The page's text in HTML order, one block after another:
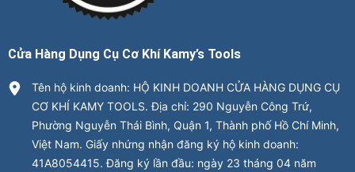
Cửa Hàng Dụng Cụ Cơ Khí Kamy’s Tools
Tên hộ kinh doanh: HỘ KINH DOANH CỬA HÀNG DỤNG CỤ
CƠ KHÍ KAMY TOOLS. Địa chỉ: 290 Nguyễn Công Trứ,
Phường Nguyễn Thái Bình, Quận 1, Thành phố Hồ Chí Minh,
Việt Nam. Giấy nhứng nhận đăng ký hộ kinh doanh:
41A8054415. Đăng ký lần đầu: ngày 23 tháng 04 năm